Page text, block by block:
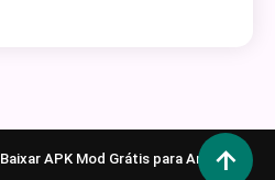
Baixar APK Mod Grátis para Android